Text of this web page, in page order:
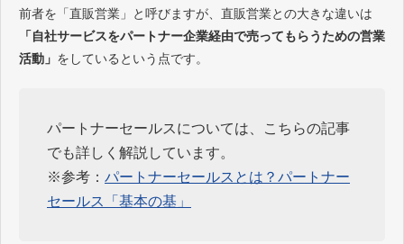
前者を「直販営業」と呼びますが、直販営業との大きな違いは
「自社サービスをパートナー企業経由で売ってもらうための営業
活動」 をしているという点です。
パートナーセールスについては、こちらの記事
でも詳しく解説しています。
※参考： パートナーセールスとは？パートナー
セールス「基本の基」